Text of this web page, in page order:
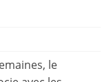
le